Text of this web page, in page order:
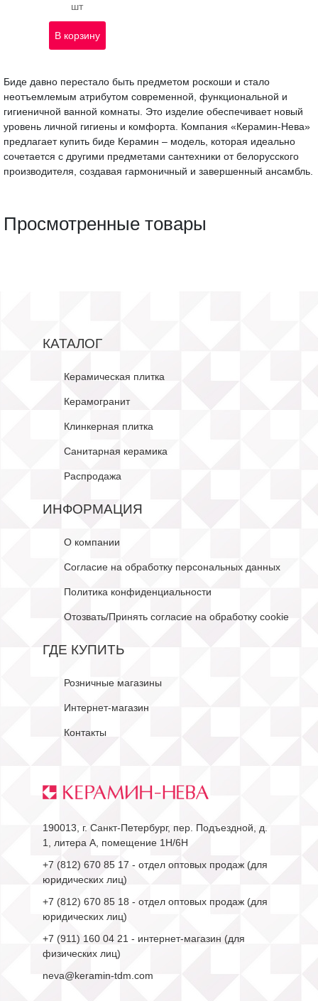
шт
В корзину
Биде давно перестало быть предметом роскоши и стало
неотъемлемым атрибутом современной, функциональной и
гигиеничной ванной комнаты. Это изделие обеспечивает новый
уровень личной гигиены и комфорта. Компания «Керамин-Нева»
предлагает купить биде Керамин – модель, которая идеально
сочетается с другими предметами сантехники от белорусского
производителя, создавая гармоничный и завершенный ансамбль.
Просмотренные товары
КАТАЛОГ
Керамическая плитка
Керамогранит
Клинкерная плитка
Санитарная керамика
Распродажа
ИНФОРМАЦИЯ
О компании
Согласие на обработку персональных данных
Политика конфиденциальности
Отозвать/Принять согласие на обработку cookie
ГДЕ КУПИТЬ
Розничные магазины
Интернет-магазин
Контакты
190013, г. Санкт-Петербург, пер. Подъездной, д.
1, литера А, помещение 1Н/6Н
+7 (812) 670 85 17 - отдел оптовых продаж (для
юридических лиц)
+7 (812) 670 85 18 - отдел оптовых продаж (для
юридических лиц)
+7 (911) 160 04 21 - интернет-магазин (для
физических лиц)
neva@keramin-tdm.com